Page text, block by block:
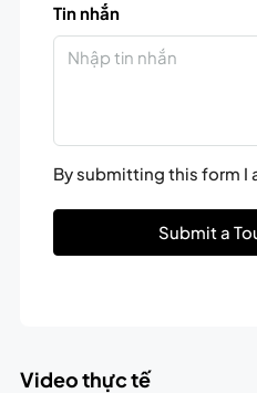
Tin nhắn
By submitting this form I
Submit a
Video thực tế